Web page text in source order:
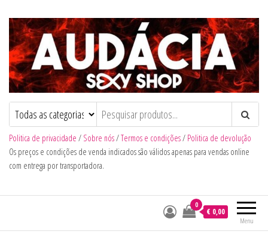
Audacia Sexy Shop
Politica de privacidade / Sobre nós/Termos e condições/ Politica de devolução
Os preços e condições de venda indicados são válidos apenas para vendas online
com entrega por transportadora.
Menu
0
€ 0,00